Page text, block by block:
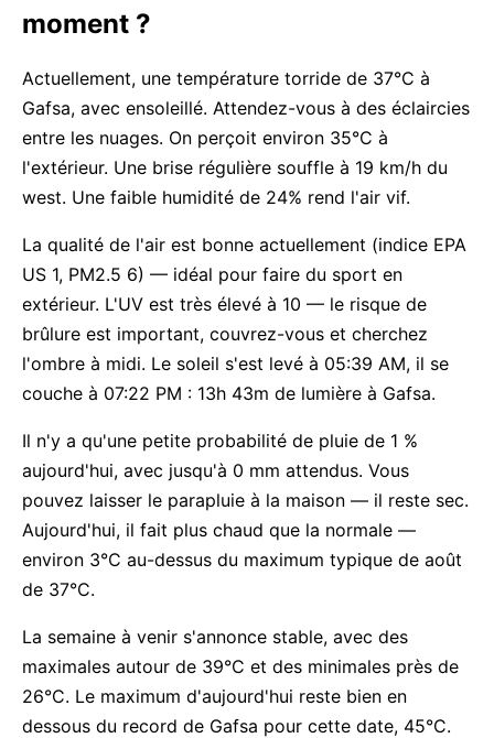
moment ?
Actuellement, une température torride de 37°C à
Gafsa, avec ensoleillé. Attendez-vous à des éclaircies
entre les nuages. On perçoit environ 35°C à
l'extérieur. Une brise régulière souffle à 19 km/h du
west. Une faible humidité de 24% rend l'air vif.
La qualité de l'air est bonne actuellement (indice EPA
US 1, PM2.5 6) — idéal pour faire du sport en
extérieur. L'UV est très élevé à 10 — le risque de
brûlure est important, couvrez-vous et cherchez
l'ombre à midi. Le soleil s'est levé à 05:39 AM, il se
couche à 07:22 PM : 13h 43m de lumière à Gafsa.
Il n'y a qu'une petite probabilité de pluie de 1 %
aujourd'hui, avec jusqu'à 0 mm attendus. Vous
pouvez laisser le parapluie à la maison — il reste sec.
Aujourd'hui, il fait plus chaud que la normale —
environ 3°C au-dessus du maximum typique de août
de 37°C.
La semaine à venir s'annonce stable, avec des
maximales autour de 39°C et des minimales près de
26°C. Le maximum d'aujourd'hui reste bien en
dessous du record de Gafsa pour cette date, 45°C.